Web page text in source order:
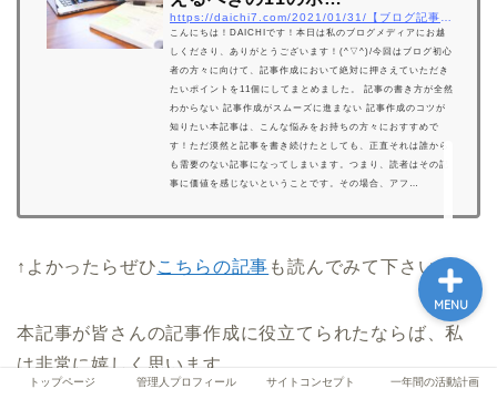
こんにちは！DAICHIです！本日は私のブログメディアにお越
しくださり、ありがとうございます！(^▽^)/今回はブログ初心
者の方々に向けて、記事作成において絶対に押さえていただき
たいポイントを11個にしてまとめました。 記事の書き方が全然
わからない 記事作成がスムーズに進まない 記事作成のコツが
知りたい本記事は、こんな悩みをお持ちの方々におすすめで
す！ただ漠然と記事を書き続けたとしても、正直それは誰から
も需要のない記事になってしまいます。つまり、読者はその記
事に価値を感じないということです。その場合、アフ…
↑よかったらぜひこちらの記事 も読んでみて下さい！
本記事が皆さんの記事作成に役立てられたならば、私
は非常に嬉しく思います。
トップページ 管理人プロフィール サイトコンセプト 一年間の活動計画
MENU
管理人プロフィール
サイトコンセプト
一年間の活動計画